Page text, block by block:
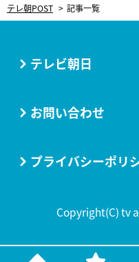
テレ朝POST 記事一覧
テレビ朝日
お問い合わせ
プライバシーポリ
Copyright(C) tv